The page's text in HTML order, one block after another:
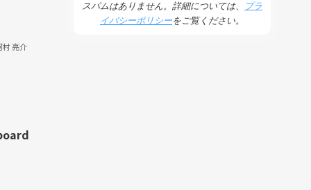
村 亮介
スパムはありません。詳細については、
プラ
イバシーポリシーをご覧ください。